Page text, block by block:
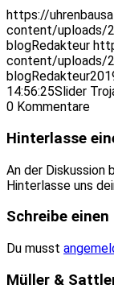
https://
content/uploads/
blogRedakteur
content/uploads/
blogRedakteur
14:56:25Slider
0 Kommentare
Hinterlasse
An der Diskussion
Hinterlasse uns
Schreibe
Du musst
Müller &